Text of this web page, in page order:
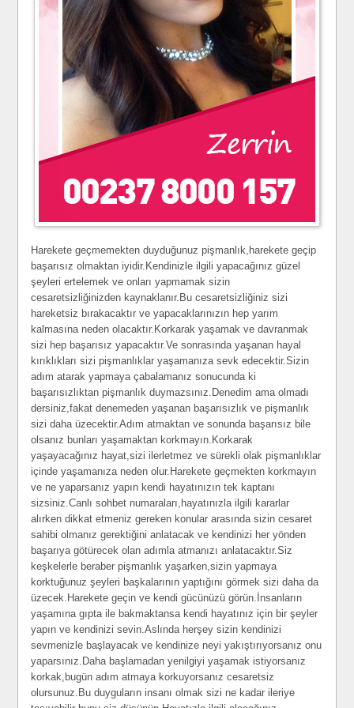
Harekete geçmemekten duyduğunuz pişmanlık,harekete geçip
başarısız olmaktan iyidir.Kendinizle ilgili yapacağınız güzel
şeyleri ertelemek ve onları yapmamak sizin
cesaretsizliğinizden kaynaklanır.Bu cesaretsizliğiniz sizi
hareketsiz bırakacaktır ve yapacaklarınızın hep yarım
kalmasına neden olacaktır.Korkarak yaşamak ve davranmak
sizi hep başarısız yapacaktır.Ve sonrasında yaşanan hayal
kırıklıkları sizi pişmanlıklar yaşamanıza sevk edecektir.Sizin
adım atarak yapmaya çabalamanız sonucunda ki
başarısızlıktan pişmanlık duymazsınız.Denedim ama olmadı
dersiniz,fakat denemeden yaşanan başarısızlık ve pişmanlık
sizi daha üzecektir.Adım atmaktan ve sonunda başarısız bile
olsanız bunları yaşamaktan korkmayın.Korkarak
yaşayacağınız hayat,sizi ilerletmez ve sürekli olak pişmanlıklar
içinde yaşamanıza neden olur.Harekete geçmekten korkmayın
ve ne yaparsanız yapın kendi hayatınızın tek kaptanı
sizsiniz.Canlı sohbet numaraları,hayatınızla ilgili kararlar
alırken dikkat etmeniz gereken konular arasında sizin cesaret
sahibi olmanız gerektiğini anlatacak ve kendinizi her yönden
başarıya götürecek olan adımla atmanızı anlatacaktır.Siz
keşkelerle beraber pişmanlık yaşarken,sizin yapmaya
korktuğunuz şeyleri başkalarının yaptığını görmek sizi daha da
üzecek.Harekete geçin ve kendi gücünüzü görün.İnsanların
yaşamına gıpta ile bakmaktansa kendi hayatınız için bir şeyler
yapın ve kendinizi sevin.Aslında herşey sizin kendinizi
sevmenizle başlayacak ve kendinize neyi yakıştırıyorsanız onu
yaparsınız.Daha başlamadan yenilgiyi yaşamak istiyorsanız
korkak,bugün adım atmaya korkuyorsanız cesaretsiz
olursunuz.Bu duyguların insanı olmak sizi ne kadar ileriye